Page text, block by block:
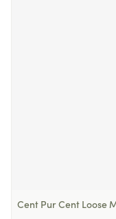
Cent Pur Cent Loose